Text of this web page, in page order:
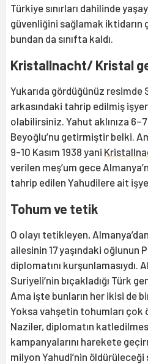
Türkiye sınırları dahilinde
güvenliğini sağlamak iktidarın
bundan da sınıfta kaldı.
Kristallnacht/ Kristal
Yukarıda gördüğünüz resimde
arkasındaki tahrip edilmiş
olabilirsiniz. Yahut aklınıza
Beyoğlu’nu getirmiştir belki.
9-10 Kasım 1938 yani
verilen meş’um gece
tahrip edilen Yahudilere ait
Tohum ve tetik
O olayı tetikleyen,
ailesinin 17 yaşındaki oğlunun
diplomatını kurşunlamasıydı.
Suriyeli’nin bıçakladığı Türk
Ama işte bunların her ikisi de
Yoksa vahşetin tohumları çok
Naziler, diplomatın
kampanyalarını harekete
milyon Yahudi’nin öldürüleceği